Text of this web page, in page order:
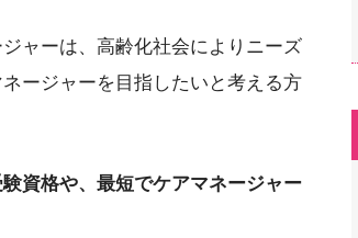
ャーは、高齢化社会によりニーズ
ージャーを目指したいと考える方
資格や、最短でケアマネージャー